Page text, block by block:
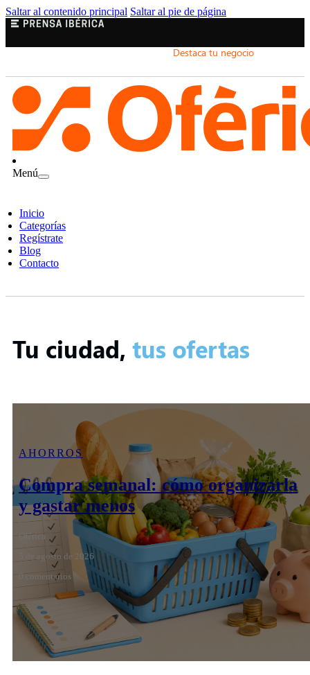
Saltar al contenido principal Saltar al pie de página
Destaca tu negocio
Menú
Inicio
Categorías
Regístrate
Blog
Contacto
Tu ciudad, tus ofertas
AHORROS
Compra semanal: cómo organizarla
y gastar menos
Oférica
5 de agosto de 2026
0 comentarios